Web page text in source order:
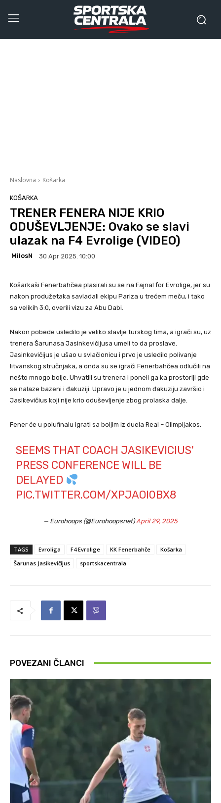
Naslovna Košarka
KOŠARKA
TRENER FENERA NIJE KRIO
ODUŠEVLJENJE: Ovako se slavi
ulazak na F4 Evrolige (VIDEO)
MilosN 30 Apr 2025. 10:00
Košarkaši Fenerbahčea plasirali su se na Fajnal for Evrolige, jer su
nakon produžetaka savladali ekipu Pariza u trećem meču, i tako
sa velikih 3:0, overili vizu za Abu Dabi.
Nakon pobede usledilo je veliko slavlje turskog tima, a igrači su, uz
trenera Šarunasa Jasinkevičijusa umeli to da proslave.
Jasinkevičijus je ušao u svlačionicu i prvo je usledilo polivanje
litvanskog stručnjaka, a onda su se igrači Fenerbahčea odlučili na
nešto mnogo bolje. Uhvatili su trenera i poneli ga ka prostoriji gde
se nalaze bazeni i đakuziji. Upravo je u jednom đakuziju završio i
Jasikevičius koji nije krio oduševljenje zbog prolaska dalje.
Fener će u polufinalu igrati sa boljim iz duela Real – Olimpijakos.
SEEMS THAT COACH JASIKEVICIUS'
PRESS CONFERENCE WILL BE
DELAYED
PIC.TWITTER.COM/XPJAOI0BX8
— Eurohoops (@Eurohoopsnet)April 29, 2025
TAGS Evroliga F4 Evrolige KK Fenerbahče
Košarka
Šarunas Jasikevičijus
sportskacentrala
POVEZANI ČLANCI